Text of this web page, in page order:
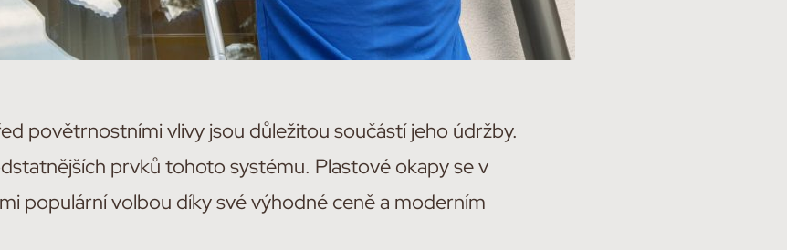
povětrnostními vlivy jsou důležitou součástí jeho údržby.
prvků tohoto systému. Plastové okapy se v
populární volbou díky své výhodné ceně a moderním